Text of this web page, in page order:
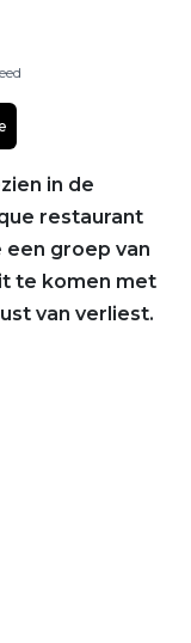
in de
restaurant
een groep van
te komen met
van verliest.